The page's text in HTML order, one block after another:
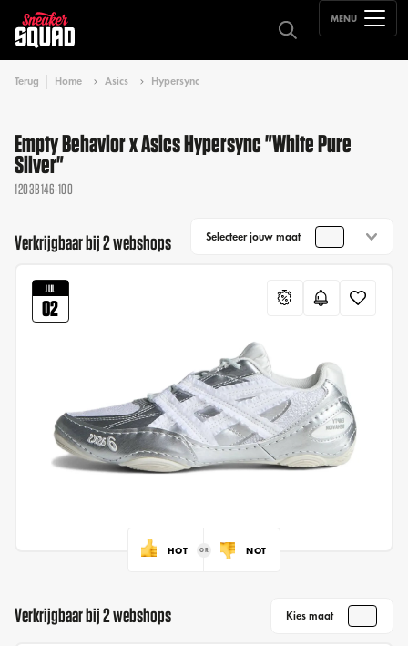
MENU
Terug Home Asics Hypersync
Empty Behavior x Asics Hypersync "White Pure
Silver"
1203B146-100
Verkrijgbaar bij 2 webshops Selecteer jouw maat
JUL
02
HOT NOT
Verkrijgbaar bij 2 webshops Kies maat